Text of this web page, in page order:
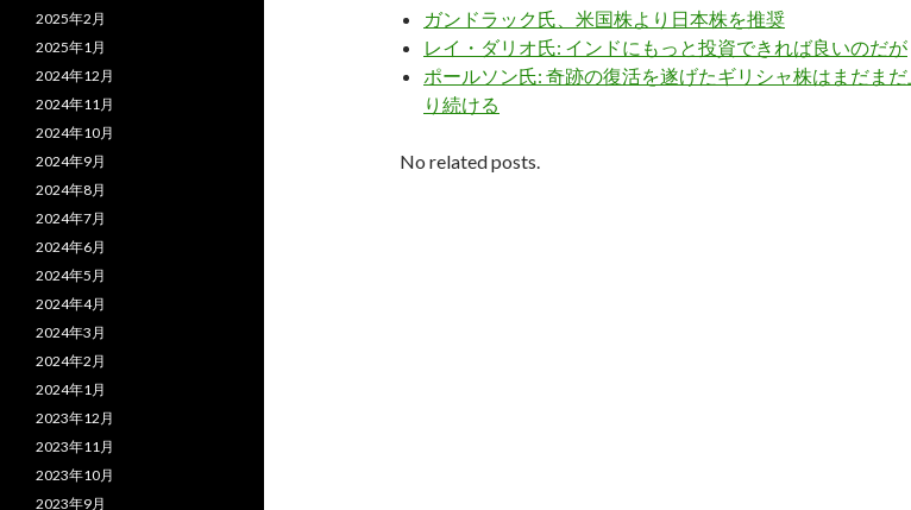
ガンドラック氏、米国株より日本株を推奨
レイ・ダリオ氏: インドにもっと投資できれば良いのだが
ポールソン氏: 奇跡の復活を遂げたギリシャ株はまだま
り続ける
No related posts.
2025年2月
2025年1月
2024年12月
2024年11月
2024年10月
2024年9月
2024年8月
2024年7月
2024年6月
2024年5月
2024年4月
2024年3月
2024年2月
2024年1月
2023年12月
2023年11月
2023年10月
2023年9月